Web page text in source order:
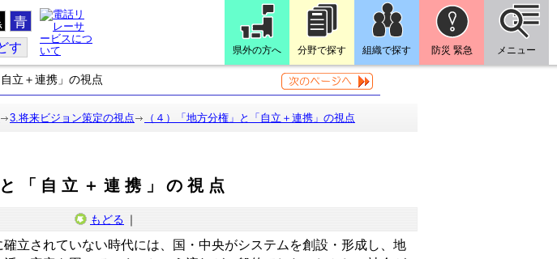
青
す 県外の方へ 分野で探す 組織で探す 防災 緊急 メニュー
立＋連携」の視点
3.将来ビジョン策定の視点 （４）「地方分権」と「自立＋連携」の視点
「自立＋連携」の視点
もどる ｜
立されていない時代には、国・中央がシステムを創設・形成し、地